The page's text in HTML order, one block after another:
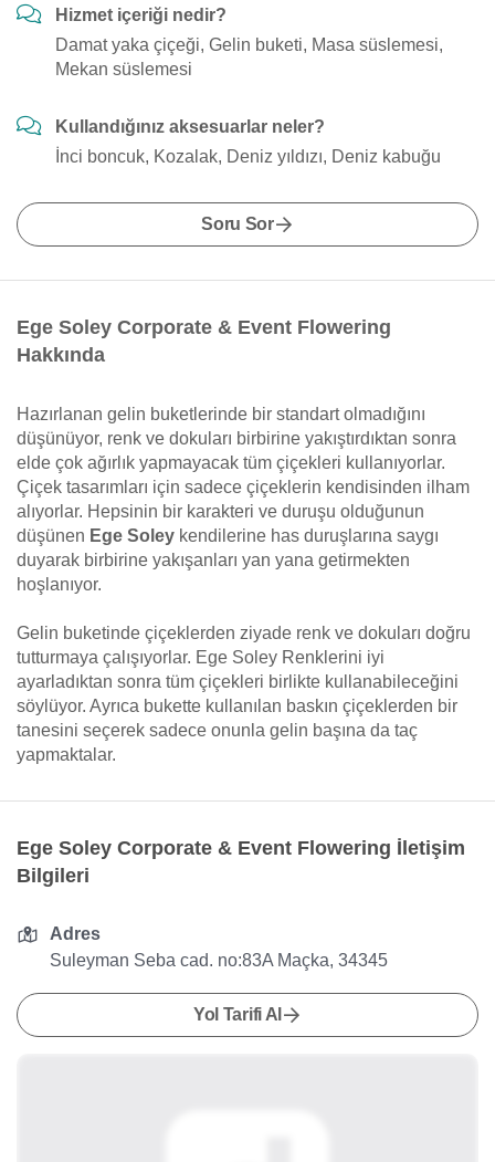
Hizmet içeriği nedir?
Damat yaka çiçeği, Gelin buketi, Masa süslemesi,
Mekan süslemesi
Kullandığınız aksesuarlar neler?
İnci boncuk, Kozalak, Deniz yıldızı, Deniz kabuğu
Soru Sor
Ege Soley Corporate & Event Flowering
Hakkında
Hazırlanan gelin buketlerinde bir standart olmadığını
düşünüyor, renk ve dokuları birbirine yakıştırdıktan sonra
elde çok ağırlık yapmayacak tüm çiçekleri kullanıyorlar.
Çiçek tasarımları için sadece çiçeklerin kendisinden ilham
alıyorlar. Hepsinin bir karakteri ve duruşu olduğunun
düşünen Ege Soley kendilerine has duruşlarına saygı
duyarak birbirine yakışanları yan yana getirmekten
hoşlanıyor.
Gelin buketinde çiçeklerden ziyade renk ve dokuları doğru
tutturmaya çalışıyorlar. Ege Soley Renklerini iyi
ayarladıktan sonra tüm çiçekleri birlikte kullanabileceğini
söylüyor. Ayrıca bukette kullanılan baskın çiçeklerden bir
tanesini seçerek sadece onunla gelin başına da taç
yapmaktalar.
Ege Soley Corporate & Event Flowering İletişim
Bilgileri
Adres
Suleyman Seba cad. no:83A Maçka, 34345
Yol Tarifi Al